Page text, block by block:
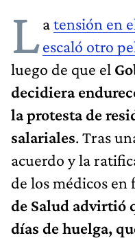
Latensión en
escaló otro
luego de que el
decidiera
la protesta de
salariales. Tras
acuerdo y la
de los médicos en
de Salud advirtió
días de huelga,